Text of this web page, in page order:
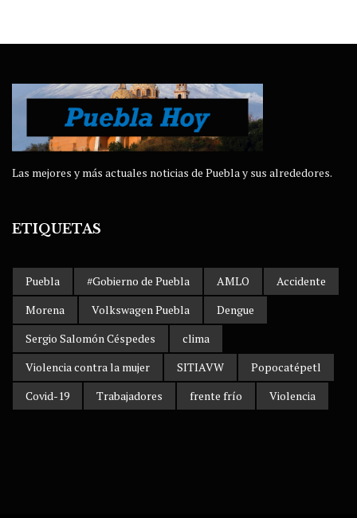
Las mejores y más actuales noticias de Puebla y sus alrededores.
ETIQUETAS
Puebla #Gobierno de Puebla AMLO
Accidente
Morena
Volkswagen Puebla
Dengue
Sergio Salomón Céspedes
clima
Violencia contra la mujer
SITIAVW
Popocatépetl
Covid-19
Trabajadores frente frío Violencia